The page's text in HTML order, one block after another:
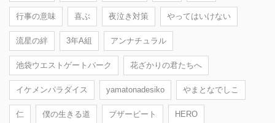
行事の意味 喜ぶ 夜泣き対策 やってはいけない
流星の絆 3年A組 アンナチュラル
池袋ウエストゲートパーク 花ざかりの君たちへ
イケメンパラダイス yamatonadesiko やまとなでしこ
仁 僕の生きる道 ブザービート HERO